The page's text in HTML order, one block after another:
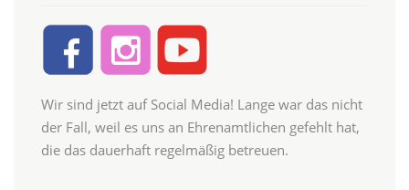
Wir sind jetzt auf Social Media! Lange war das nicht
der Fall, weil es uns an Ehrenamtlichen gefehlt hat,
die das dauerhaft regelmäßig betreuen.